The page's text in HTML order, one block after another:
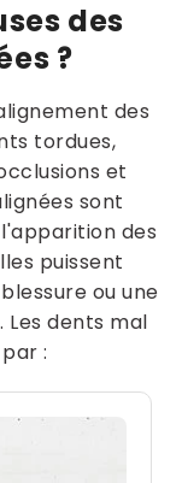
des
?
des
tordues,
et
sont
des
puissent
ou une
dents mal
: